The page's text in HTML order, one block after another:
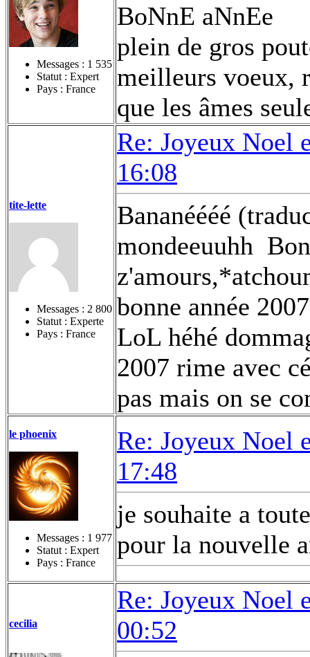
Messages : 1 535
Statut : Expert
Pays : France
BoNnE aNnEe
plein de gros
meilleurs voeux,
que les âmes
tite-lette
Messages : 2 800
Statut : Experte
Pays : France
Re: Joyeux Noel
16:08
Bananéééé
mondeeuuhh
bonne année
LoL héhé
2007 rime avec
pas mais on se
le phoenix
Messages : 1 977
Statut : Expert
Pays : France
Re: Joyeux Noel
17:48
je souhaite a
pour la nouvelle
cecilia
Re: Joyeux Noel
00:52